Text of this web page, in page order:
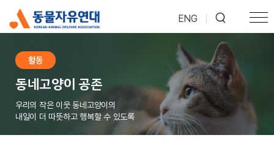
ENG
활동
동네고양이 공존
우리의 작은 이웃 동네고양이의
내일이 더 따뜻하고 행복할 수 있도록